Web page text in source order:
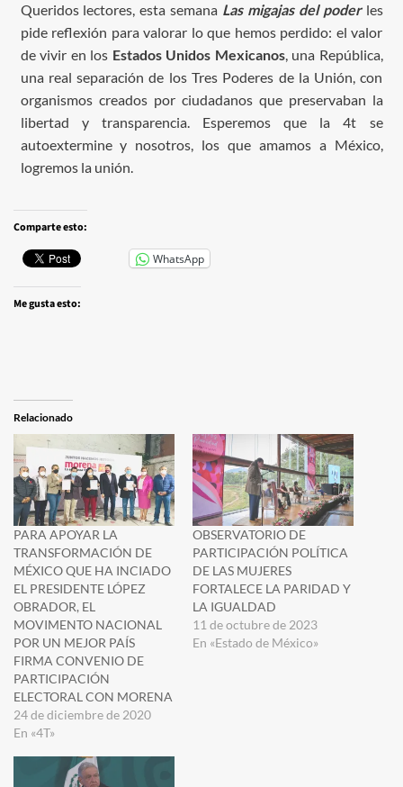
Queridos lectores, esta semana Las migajas del poderles
pide reflexión para valorar lo que hemos perdido: el valor
de vivir en los Estados Unidos Mexicanos, una República,
una real separación de los Tres Poderes de la Unión, con
organismos creados por ciudadanos que preservaban la
libertad y transparencia. Esperemos que la 4t se
autoextermine y nosotros, los que amamos a México,
logremos la unión.
Comparte esto:
WhatsApp
Me gusta esto:
Relacionado
PARA APOYAR LA
TRANSFORMACIÓN DE
MÉXICO QUE HA INCIADO
EL PRESIDENTE LÓPEZ
OBRADOR, EL
MOVIMENTO NACIONAL
POR UN MEJOR PAÍS
FIRMA CONVENIO DE
PARTICIPACIÓN
ELECTORAL CON MORENA
24 de diciembre de 2020
En «4T»
OBSERVATORIO DE
PARTICIPACIÓN POLÍTICA
DE LAS MUJERES
FORTALECE LA PARIDAD Y
LA IGUALDAD
11 de octubre de 2023
En «Estado de México»